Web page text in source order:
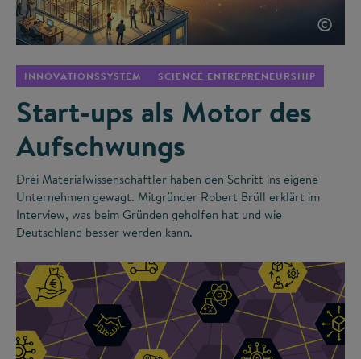
©
INNOVATIONSSYSTEM SCIENCE ENTREPRENEURSHIP
Start-ups als Motor des
Aufschwungs
Drei Materialwissenschaftler haben den Schritt ins eigene
Unternehmen gewagt. Mitgründer Robert Brüll erklärt im
Interview, was beim Gründen geholfen hat und wie
Deutschland besser werden kann.